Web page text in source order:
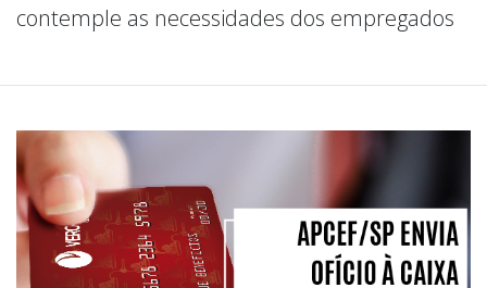
contemple as necessidades dos empregados